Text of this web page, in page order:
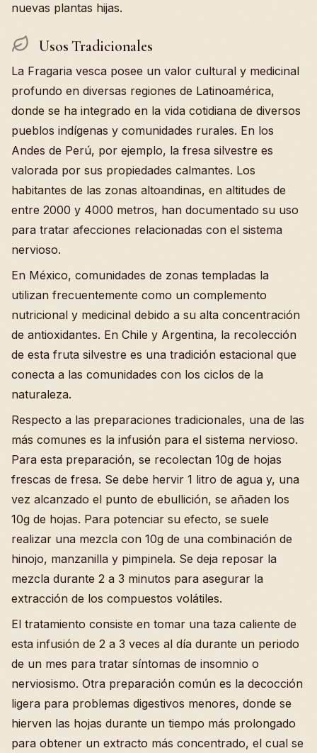
nuevas plantas hijas.
Usos Tradicionales
La Fragaria vesca posee un valor cultural y medicinal
profundo en diversas regiones de Latinoamérica,
donde se ha integrado en la vida cotidiana de diversos
pueblos indígenas y comunidades rurales. En los
Andes de Perú, por ejemplo, la fresa silvestre es
valorada por sus propiedades calmantes. Los
habitantes de las zonas altoandinas, en altitudes de
entre 2000 y 4000 metros, han documentado su uso
para tratar afecciones relacionadas con el sistema
nervioso.
En México, comunidades de zonas templadas la
utilizan frecuentemente como un complemento
nutricional y medicinal debido a su alta concentración
de antioxidantes. En Chile y Argentina, la recolección
de esta fruta silvestre es una tradición estacional que
conecta a las comunidades con los ciclos de la
naturaleza.
Respecto a las preparaciones tradicionales, una de las
más comunes es la infusión para el sistema nervioso.
Para esta preparación, se recolectan 10g de hojas
frescas de fresa. Se debe hervir 1 litro de agua y, una
vez alcanzado el punto de ebullición, se añaden los
10g de hojas. Para potenciar su efecto, se suele
realizar una mezcla con 10g de una combinación de
hinojo, manzanilla y pimpinela. Se deja reposar la
mezcla durante 2 a 3 minutos para asegurar la
extracción de los compuestos volátiles.
El tratamiento consiste en tomar una taza caliente de
esta infusión de 2 a 3 veces al día durante un periodo
de un mes para tratar síntomas de insomnio o
nerviosismo. Otra preparación común es la decocción
ligera para problemas digestivos menores, donde se
hierven las hojas durante un tiempo más prolongado
para obtener un extracto más concentrado, el cual se